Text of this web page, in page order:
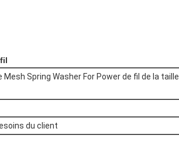
fil
Spring Washer For Power de fil de la taille
du client